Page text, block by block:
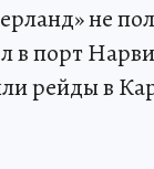
не
в порт
рейды в